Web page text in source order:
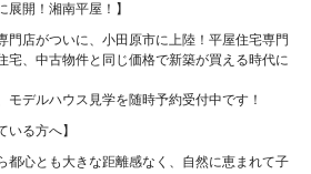
展開！湘南平屋！】
門店がついに、小田原市に上陸！平屋住宅専門
、中古物件と同じ価格で新築が買える時代に
モデルハウス見学を随時予約受付中です！
いる方へ】
都心とも大きな距離感なく、自然に恵まれて子